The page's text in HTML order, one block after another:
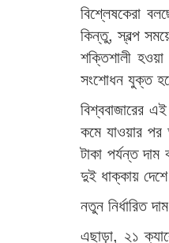
বিশ্লেষকেরা
কিন্তু, স্বল্প
শক্তিশালী
সংশোধন যুক্ত
বিশ্ববাজারের
কমে যাওয়ার
টাকা পর্যন্ত
দুই ধাক্কায়
নতুন নির্ধারিত
এছাড়া, ২১